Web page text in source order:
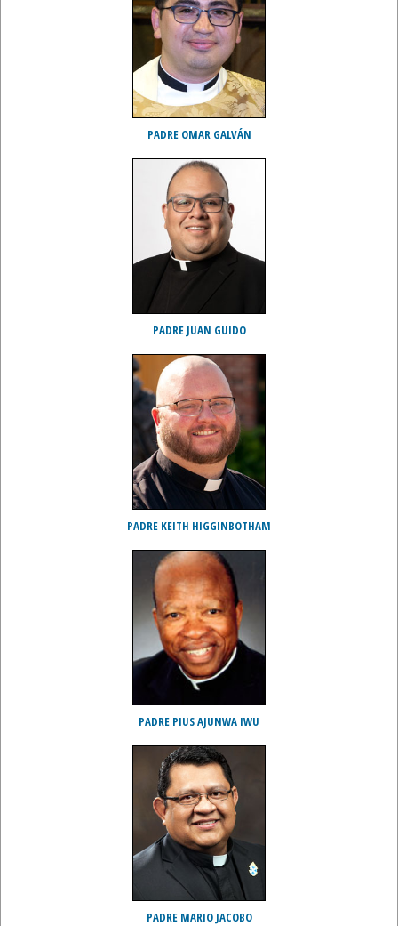
PADRE OMAR GALVÁN
PADRE JUAN GUIDO
PADRE KEITH HIGGINBOTHAM
PADRE PIUS AJUNWA IWU
PADRE MARIO JACOBO